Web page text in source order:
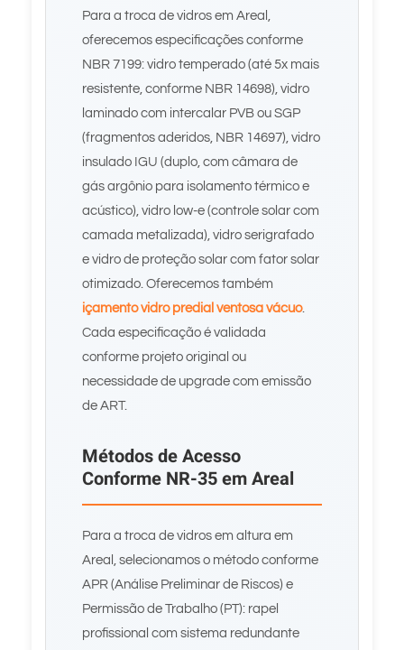
Para a troca de vidros em Areal,
oferecemos especificações conforme
NBR 7199: vidro temperado (até 5x mais
resistente, conforme NBR 14698), vidro
laminado com intercalar PVB ou SGP
(fragmentos aderidos, NBR 14697), vidro
insulado IGU (duplo, com câmara de
gás argônio para isolamento térmico e
acústico), vidro low-e (controle solar com
camada metalizada), vidro serigrafado
e vidro de proteção solar com fator solar
otimizado. Oferecemos também
içamento vidro predial ventosa vácuo.
Cada especificação é validada
conforme projeto original ou
necessidade de upgrade com emissão
de ART.
Métodos de Acesso
Conforme NR-35 em Areal
Para a troca de vidros em altura em
Areal, selecionamos o método conforme
APR (Análise Preliminar de Riscos) e
Permissão de Trabalho (PT): rapel
profissional com sistema redundante